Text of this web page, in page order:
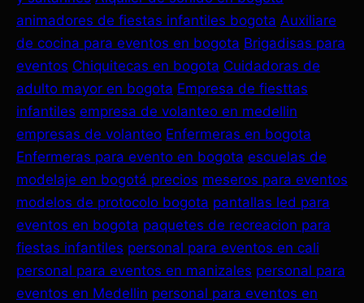
animadores de fiestas infantiles bogota Auxiliare
de cocina para eventos en bogota Brigadisas para
eventos Chiquitecas en bogota Cuidadoras de
adulto mayor en bogota Empresa de fiesttas
infantiles empresa de volanteo en medellin
empresas de volanteo Enfermeras en bogota
Enfermeras para evento en bogota escuelas de
modelaje en bogotá precios meseros para eventos
modelos de protocolo bogota pantallas led para
eventos en bogota paquetes de recreacion para
fiestas infantiles personal para eventos en cali
personal para eventos en manizales personal para
eventos en Medellin personal para eventos en